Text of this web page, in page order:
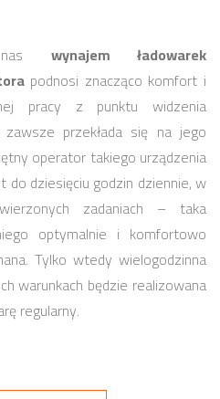
wynajem ładowarek
podnosi znacząco komfort i
pracy z punktu widzenia
przekłada się na jego
operator takiego urządzenia
dziesięciu godzin dziennie, w
zadaniach – taka
optymalnie i komfortowo
Tylko wtedy wielogodzinna
warunkach będzie realizowana
regularny.